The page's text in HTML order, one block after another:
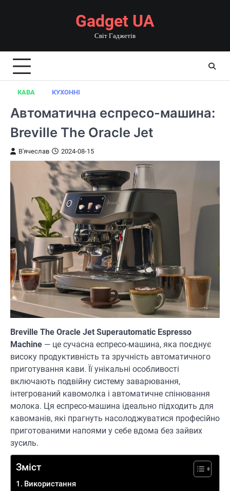
Gadget UA
Світ Гаджетів
КАВА КУХОННІ
Автоматична еспресо-машина:
Breville The Oracle Jet
В'ячеслав 2024-08-15
Breville The Oracle Jet Superautomatic Espresso
Machine — це сучасна еспресо-машина, яка поєднує
високу продуктивність та зручність автоматичного
приготування кави. Її унікальні особливості
включають подвійну систему заварювання,
інтегрований кавомолка і автоматичне спінювання
молока. Ця еспресо-машина ідеально підходить для
кавоманів, які прагнуть насолоджуватися професійно
приготованими напоями у себе вдома без зайвих
зусиль.
Зміст
Використання